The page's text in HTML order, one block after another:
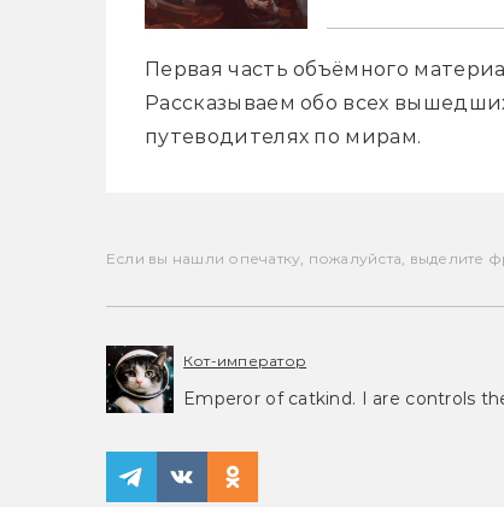
Первая часть объёмного
Рассказываем обо всех
путеводителях по мирам.
Если вы нашли опечатку, пожалуйста, выделите
Кот-император
Emperor of catkind. I are controls